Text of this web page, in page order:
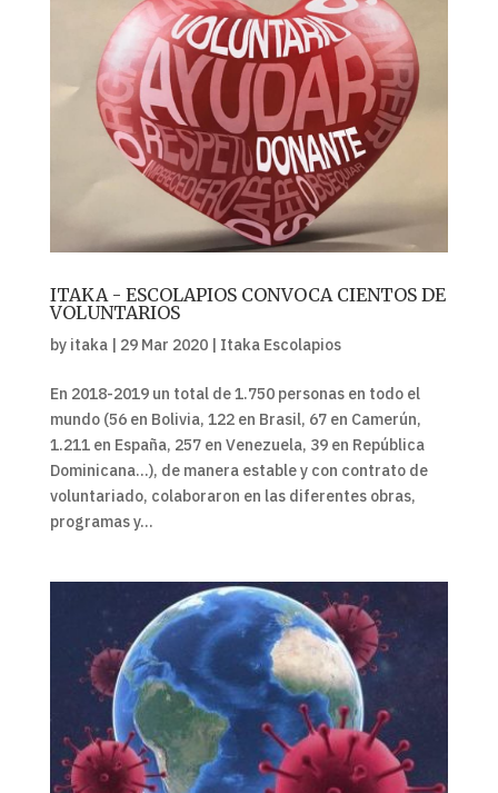
ITAKA - ESCOLAPIOS CONVOCA CIENTOS DE
VOLUNTARIOS
by itaka| 29 Mar 2020| Itaka Escolapios
En 2018-2019 un total de 1.750 personas en todo el
mundo (56 en Bolivia, 122 en Brasil, 67 en Camerún,
1.211 en España, 257 en Venezuela, 39 en República
Dominicana…), de manera estable y con contrato de
voluntariado, colaboraron en las diferentes obras,
programas y...